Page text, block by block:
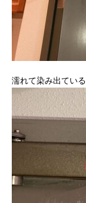
濡れて染み出ている